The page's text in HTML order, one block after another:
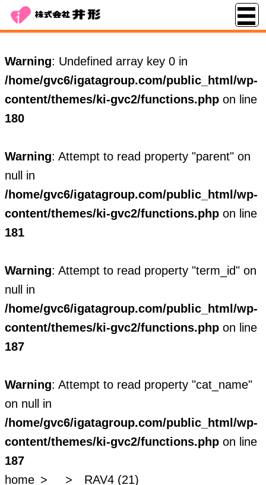
Warning: Undefined array key 0 in
/home/gvc6/igatagroup.com/public_html/wp-
content/themes/ki-gvc2/functions.phpon line
180
Warning: Attempt to read property "parent" on
null in
/home/gvc6/igatagroup.com/public_html/wp-
content/themes/ki-gvc2/functions.phpon line
181
Warning: Attempt to read property "term_id" on
null in
/home/gvc6/igatagroup.com/public_html/wp-
content/themes/ki-gvc2/functions.phpon line
187
Warning: Attempt to read property "cat_name"
on null in
/home/gvc6/igatagroup.com/public_html/wp-
content/themes/ki-gvc2/functions.phpon line
187
home
RAV4 (21)